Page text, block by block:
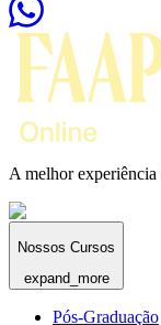
A melhor experiência
Nossos Cursos
expand_more
Pós-Graduação